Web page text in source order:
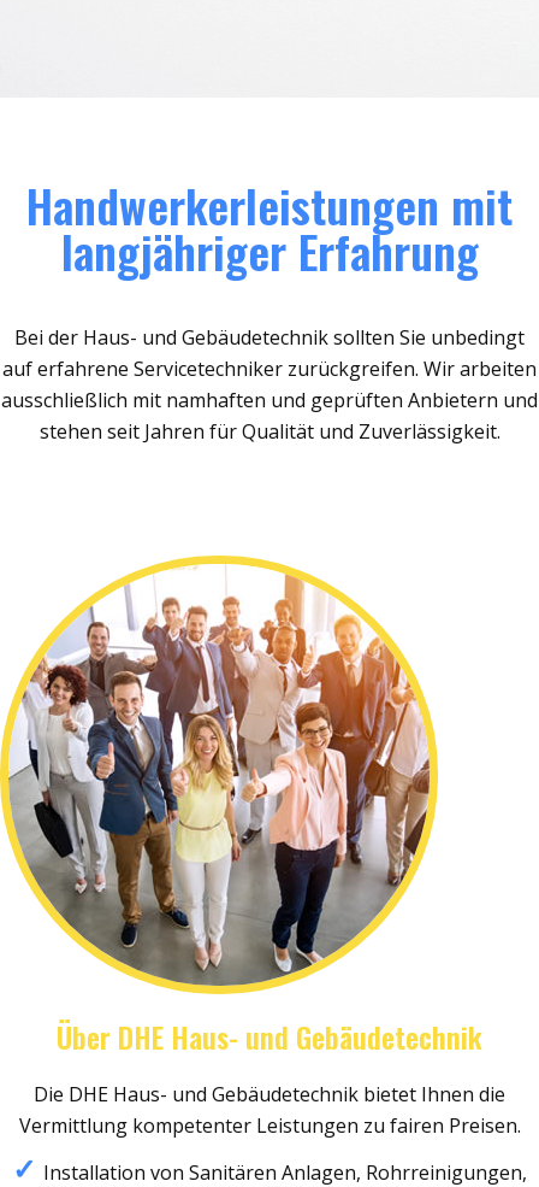
Handwerkerleistungen mit
langjähriger Erfahrung
Bei der Haus- und Gebäudetechnik sollten Sie unbedingt
auf erfahrene Servicetechniker zurückgreifen. Wir arbeiten
ausschließlich mit namhaften und geprüften Anbietern und
stehen seit Jahren für Qualität und Zuverlässigkeit.
Über DHE Haus- und Gebäudetechnik
Die DHE Haus- und Gebäudetechnik bietet Ihnen die
Vermittlung kompetenter Leistungen zu fairen Preisen.
Installation von Sanitären Anlagen, Rohrreinigungen,